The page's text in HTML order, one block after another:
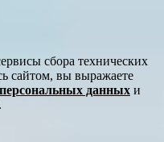
сбора технических
сайтом, вы выражаете
данных и